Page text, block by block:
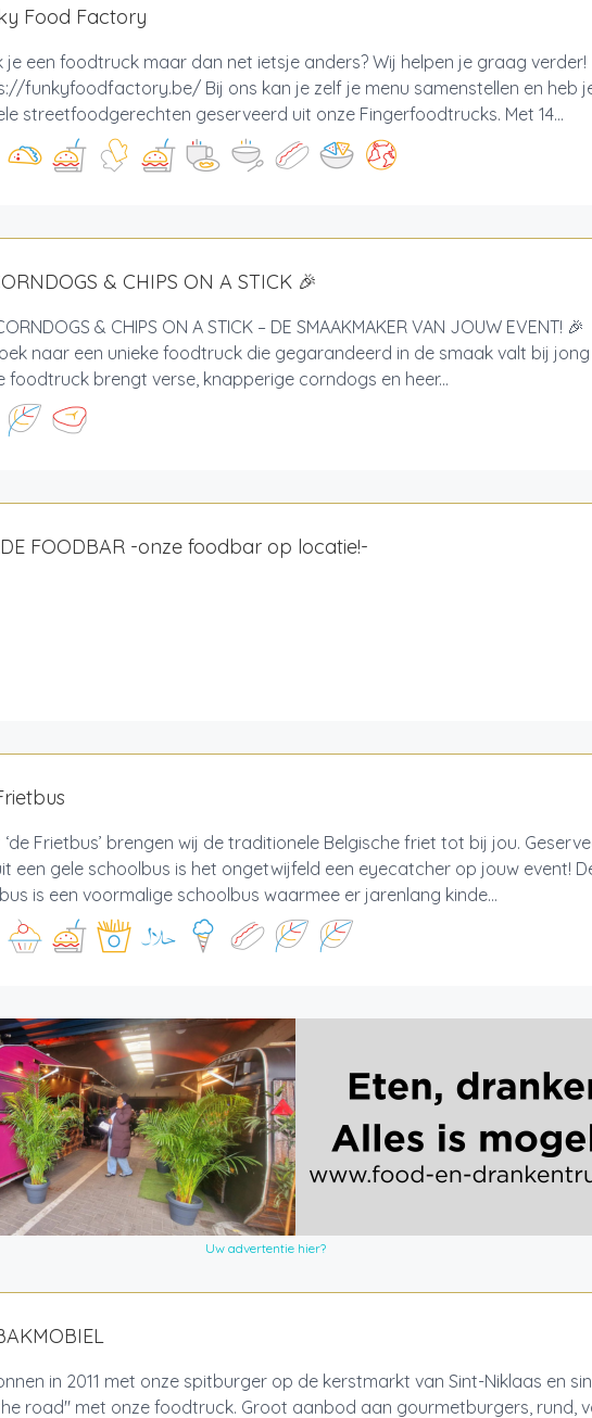
Food Factory
je een foodtruck maar dan net ietsje anders? Wij helpen je graag verder!
funkyfoodfactory.be/ Bij ons kan je zelf je menu samenstellen en heb
streetfoodgerechten geserveerd uit onze Fingerfoodtrucks. Met 14...
& CHIPS ON A STICK 🎉
& CHIPS ON A STICK – DE SMAAKMAKER VAN JOUW EVENT!
naar een unieke foodtruck die gegarandeerd in de smaak valt bij jong
foodtruck brengt verse, knapperige corndogs en heer...
FOODBAR -onze foodbar op locatie!-
‘de Frietbus’ brengen wij de traditionele Belgische friet tot bij jou.
een gele schoolbus is het ongetwijfeld een eyecatcher op jouw event!
is een voormalige schoolbus waarmee er jarenlang kinde...
Uw advertentie hier?
in 2011 met onze spitburger op de kerstmarkt van Sint-Niklaas en
road" met onze foodtruck. Groot aanbod aan gourmetburgers, rund,